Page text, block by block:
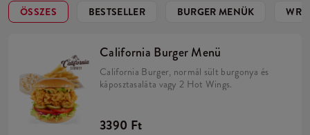
ÖSSZES BESTSELLER BURGER MENÜK
California Burger Menü
California Burger, normál sült burgonya és
káposztasaláta vagy 2 Hot Wings.
3390 Ft